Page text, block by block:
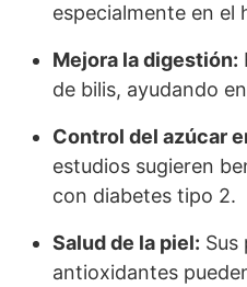
especialmente en el
Mejora la digestión:
de bilis, ayudando
Control del azúcar
estudios sugieren
con diabetes tipo 2.
Salud de la piel: Sus
antioxidantes